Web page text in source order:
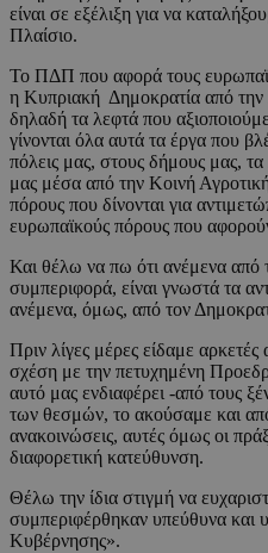
είναι σε εξέλιξη για να
Πλαίσιο.
Το ΠΔΠ που αφορά τους
η Κυπριακή Δημοκρατία από την
δηλαδή τα λεφτά που
γίνονται όλα αυτά τα έργα που
πόλεις μας, στους δήμους μας,
μας μέσα από την Κοινή
πόρους που δίνονται για
ευρωπαϊκούς πόρους που
Και θέλω να πω ότι ανέμενα
συμπεριφορά, είναι γνωστά τα
ανέμενα, όμως, από τον
Πριν λίγες μέρες είδαμε
σχέση με την πετυχημένη
αυτό μας ενδιαφέρει -από τους
των θεσμών, το ακούσαμε και
ανακοινώσεις, αυτές όμως οι
διαφορετική κατεύθυνση.
Θέλω την ίδια στιγμή να
συμπεριφέρθηκαν υπεύθυνα και
Κυβέρνησης».